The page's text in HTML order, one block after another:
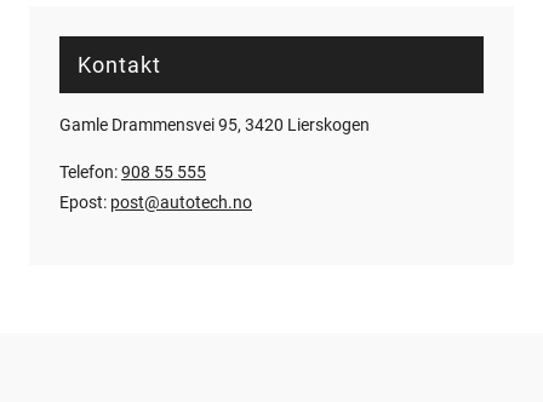
Kontakt
Gamle Drammensvei 95, 3420 Lierskogen
Telefon:908 55 555
Epost: post@autotech.no